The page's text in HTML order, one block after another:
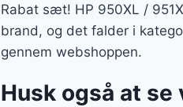
Rabat sæt! HP 950XL /
brand, og det falder i
gennem webshoppen.
Husk også at